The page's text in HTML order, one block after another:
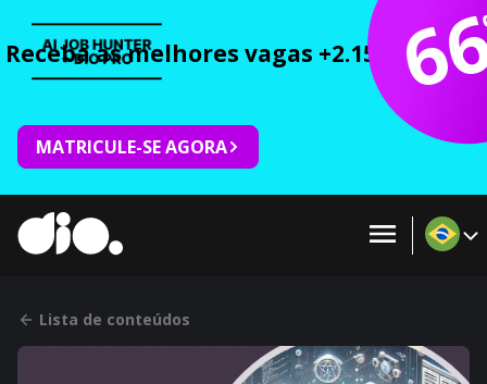
Receba as melhores vagas +2.150 cursos
MATRICULE-SE AGORA
Lista de conteúdos